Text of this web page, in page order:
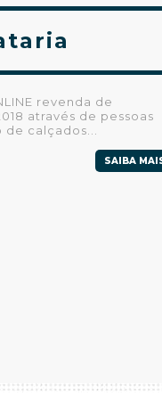
revenda de
através de pessoas
calçados...
SAIBA